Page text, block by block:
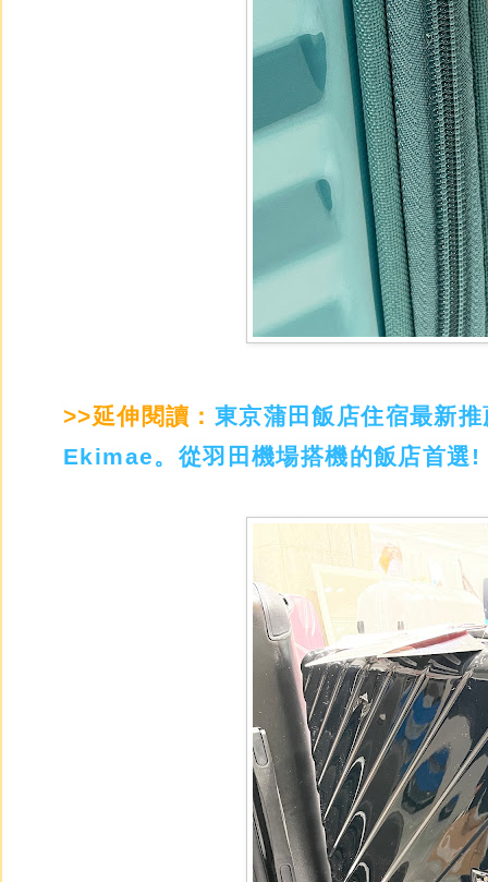
>>延伸閱讀： 東京蒲田飯店住宿最新
Ekimae。從羽田機場搭機的飯店首選!